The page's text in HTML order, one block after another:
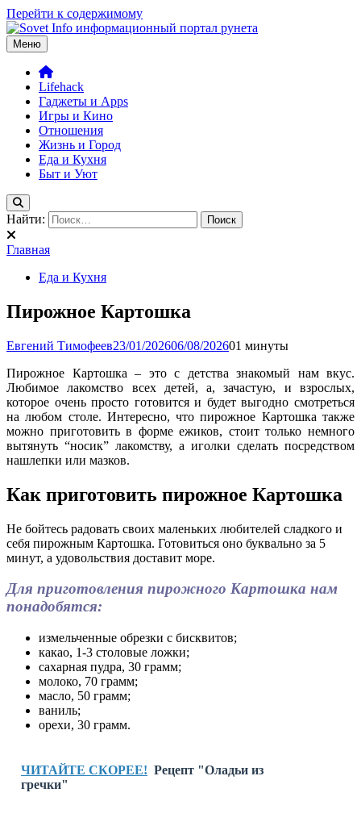
Перейти к содержимому
Sovetinfo.com – твой друг в большом городе. Игры, лайфхаки,
уют
Крупнейшая база советов для жителей мегаполиса. От
настройки эмуляторов до поиска друзей по интересам. Всё, что
нужно для учебы, работы и отдыха.
Меню
Lifehack
Гаджеты и Apps
Игры и Кино
Отношения
Жизнь и Город
Еда и Кухня
Быт и Уют
Найти:
Главная
Еда и Кухня
Пирожное Картошка
Евгений Тимофеев23/01/202606/08/202601 минуты
Пирожное Картошка – это с детства знакомый нам вкус.
Любимое лакомство всех детей, а, зачастую, и взрослых,
которое очень просто готовится и будет выгодно смотреться
на любом столе. Интересно, что пирожное Картошка также
можно приготовить в форме ежиков, стоит только немного
вытянуть “носик” лакомству, а иголки сделать посредством
нашлепки или мазков.
Как приготовить пирожное Картошка
Не бойтесь радовать своих маленьких любителей сладкого и
себя пирожным Картошка. Готовиться оно буквально за 5
минут, а удовольствия доставит море.
Для приготовления пирожного Картошка нам
понадобятся:
измельченные обрезки с бисквитов;
какао, 1-3 столовые ложки;
сахарная пудра, 30 грамм;
молоко, 70 грамм;
масло, 50 грамм;
ваниль;
орехи, 30 грамм.
ЧИТАЙТЕ СКОРЕЕ! Рецепт "Оладьи из
гречки"